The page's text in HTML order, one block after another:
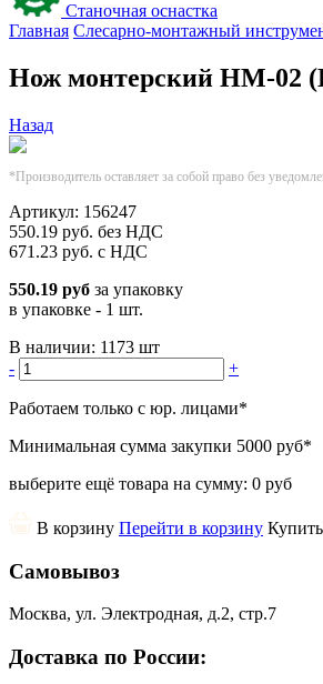
Станочная оснастка
Главная Слесарно-монтажный
Нож монтерский НМ-02
Назад
*Производитель оставляет за собой право без
Артикул: 156247
550.19 руб. без НДС
671.23 руб. с НДС
550.19 руб за упаковку
в упаковке - 1 шт.
В наличии: 1173 шт
-
+
Работаем только с юр. лицами*
Минимальная сумма закупки 5000 руб*
выберите ещё товара на сумму: 0 руб
В корзину Перейти в корзину
Самовывоз
Москва, ул. Электродная, д.2, стр.7
Доставка по России: